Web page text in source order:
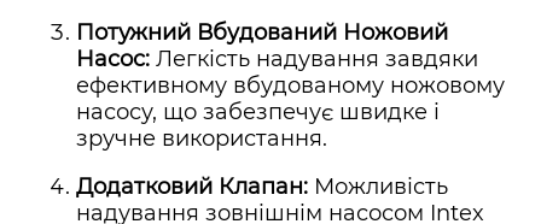
Потужний Вбудований Ножовий
Насос: Легкість надування завдяки
ефективному вбудованому ножовому
насосу, що забезпечує швидке і
зручне використання.
Додатковий Клапан: Можливість
надування зовнішнім насосом Intex